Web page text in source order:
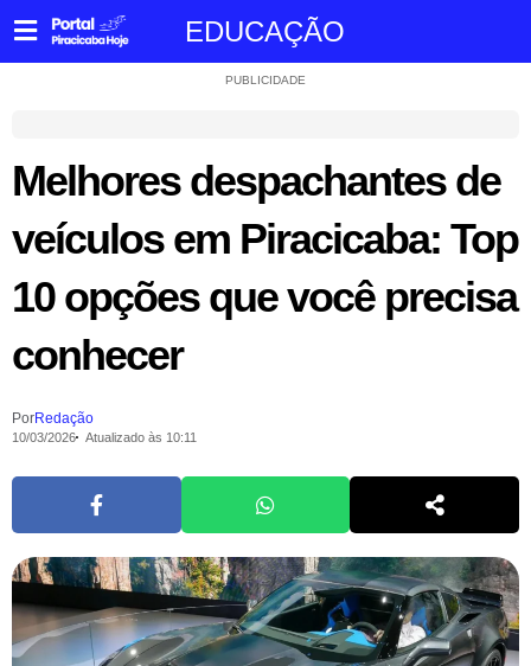
EDUCAÇÃO
PUBLICIDADE
Melhores despachantes de
veículos em Piracicaba: Top
10 opções que você precisa
conhecer
PorRedação
10/03/2026 Atualizado às 10:11